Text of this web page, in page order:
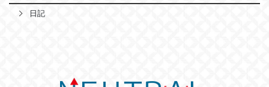
日記